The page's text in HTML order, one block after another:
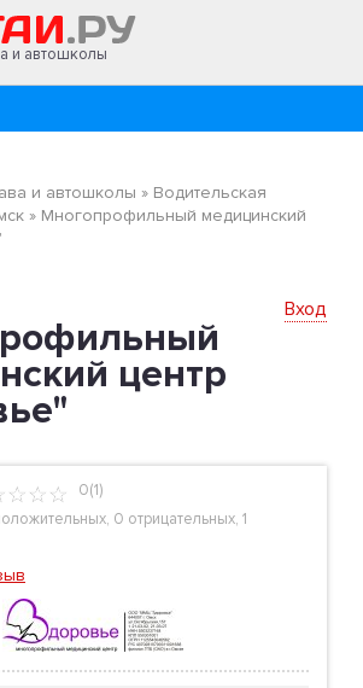
и автошколы
и автошколы » Водительская
» Многопрофильный медицинский
Вход
центр
0(1)
, 0 отрицательных, 1